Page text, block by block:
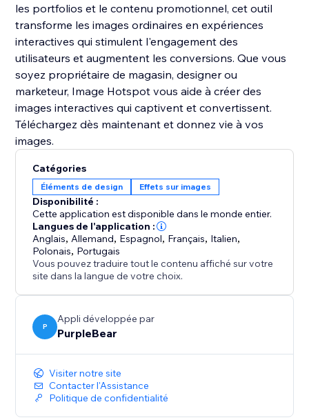
les portfolios et le contenu promotionnel, cet outil
transforme les images ordinaires en expériences
interactives qui stimulent l'engagement des
utilisateurs et augmentent les conversions. Que vous
soyez propriétaire de magasin, designer ou
marketeur, Image Hotspot vous aide à créer des
images interactives qui captivent et convertissent.
Téléchargez dès maintenant et donnez vie à vos
images.
Catégories
Éléments de design Effets sur images
Disponibilité :
Cette application est disponible dans le monde entier.
Langues de l'application :
Anglais, Allemand, Espagnol, Français, Italien,
Polonais, Portugais
Vous pouvez traduire tout le contenu affiché sur votre
site dans la langue de votre choix.
P
Appli développée par
PurpleBear
Visiter notre site
Contacter l'Assistance
Politique de confidentialité